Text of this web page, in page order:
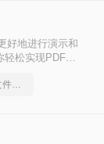
好地进行演示和
轻松实现PDF到
教你几个ppt文档转pdf文件的方法